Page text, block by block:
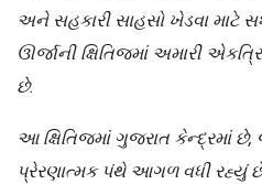
અને સહકારી સાહસો ખેડવા માટે
ઊર્જાની ક્ષિતિજમાં અમારી
છે.
આ ક્ષિતિજમાં ગુજરાત કેન્દ્રમાં
પ્રેરણાત્મક પંથે આગળ વધી રહ્યું